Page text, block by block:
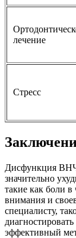
лечение
Стресс
Дисфункция
значительно
такие как боли
внимания и
специалисту,
эффективный